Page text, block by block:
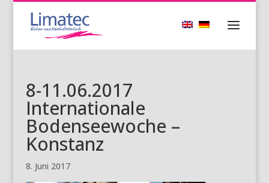
8-11.06.2017
Internationale
Bodenseewoche –
Konstanz
8. Juni 2017